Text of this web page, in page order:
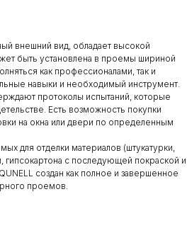
внешний вид, обладает высокой
быть установлена в проемы шириной
как профессионалами, так и
навыки и необходимый инструмент.
протоколы испытаний, которые
Есть возможность покупки
на окна или двери по определенным
для отделки материалов (штукатурки,
гипсокартона с последующей покраской и
создан как полное и завершенное
проемов.